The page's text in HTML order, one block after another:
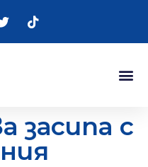
засипа с